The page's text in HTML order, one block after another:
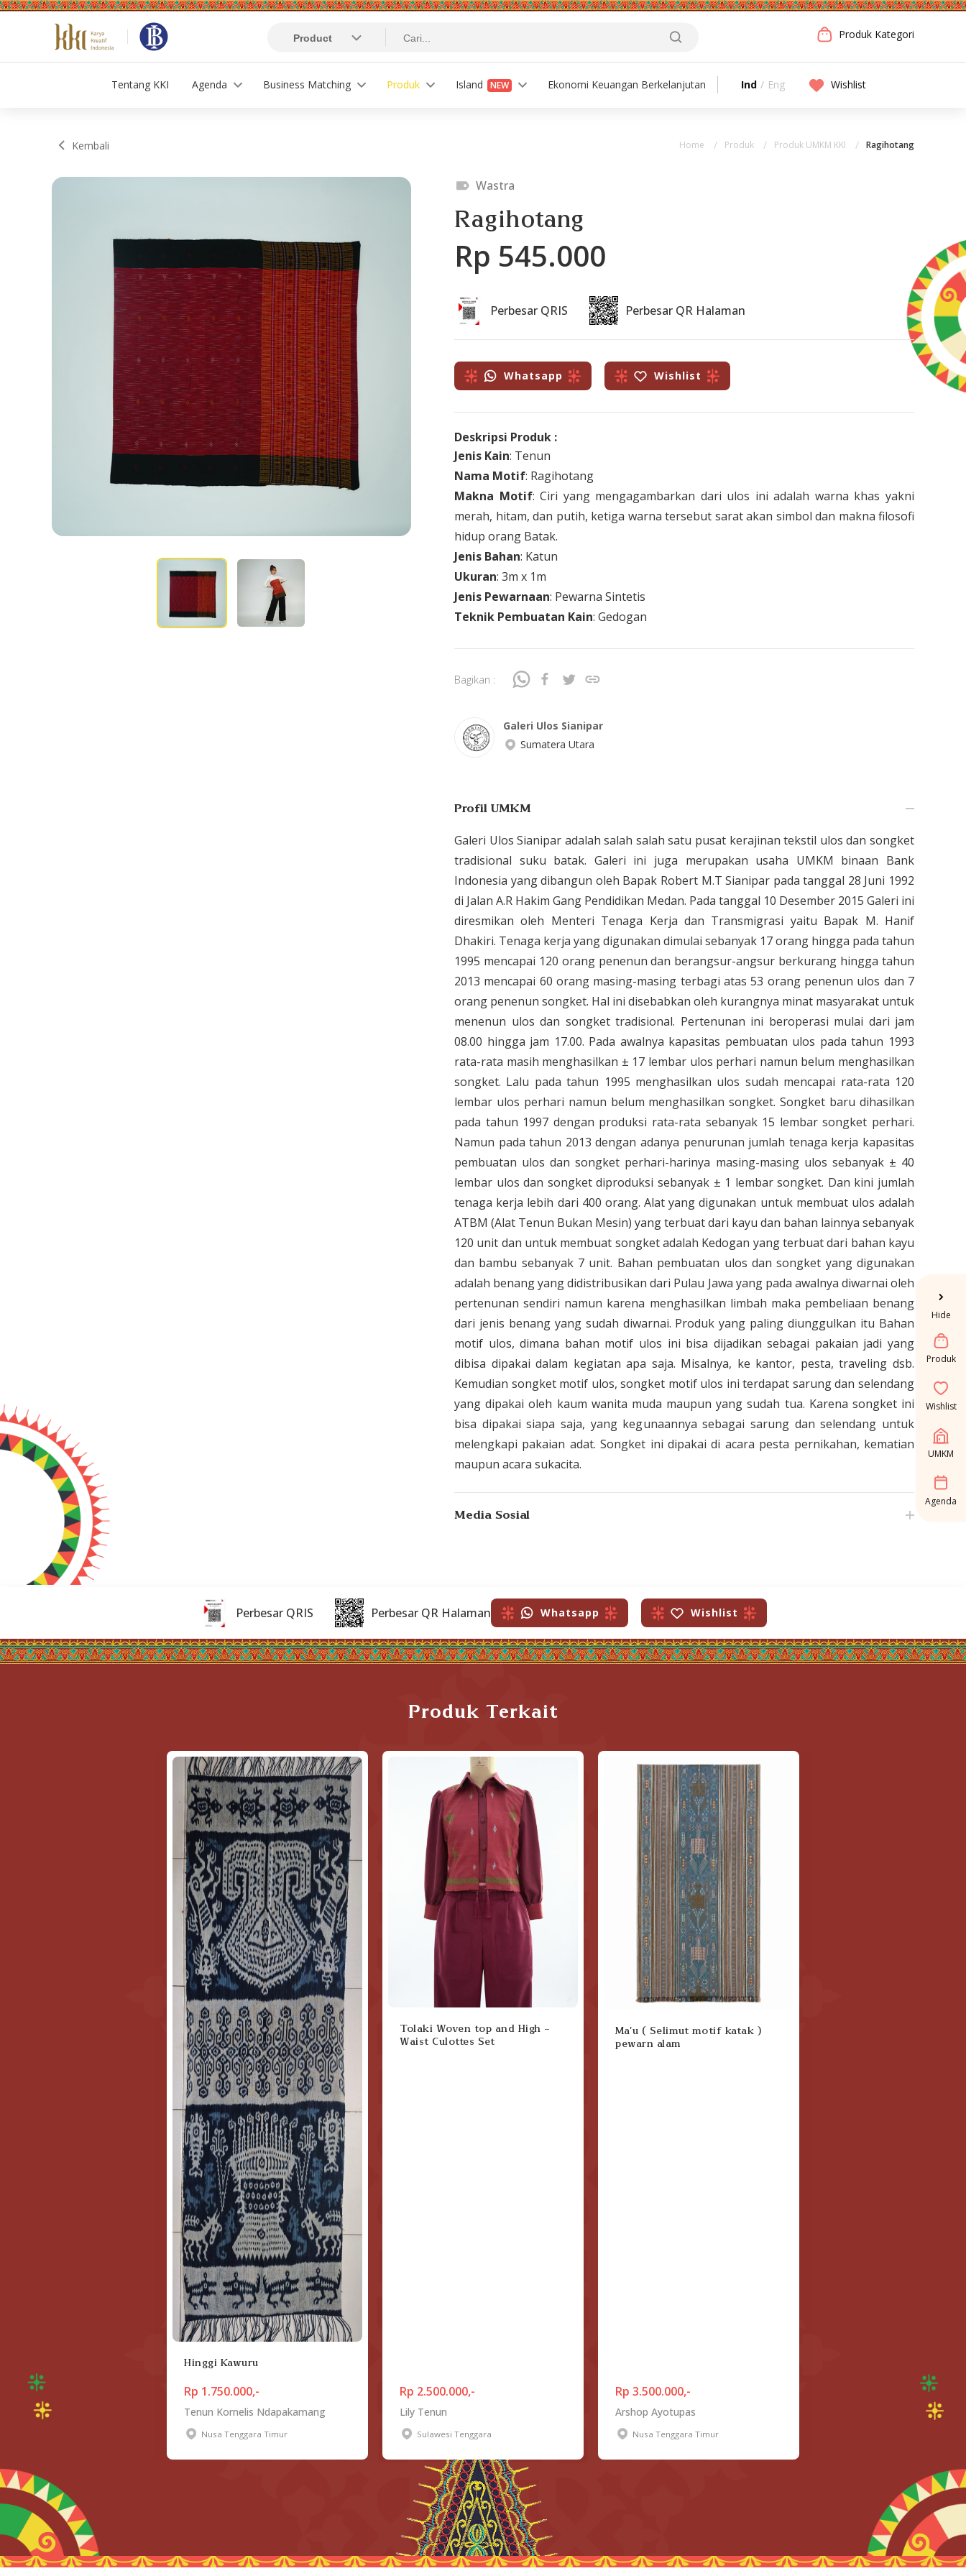
Produk Kategori
Tentang KKI Agenda Business Matching Produk Island NEW Ekonomi Keuangan Berkelanjutan Ind / Eng Wishlist
Hide
Produk
Wishlist
UMKM
Agenda
Kembali Home Produk Produk UMKM KKI Ragihotang
Wastra
Ragihotang
Rp 545.000
Perbesar QRIS Perbesar QR Halaman
Whatsapp Wishlist
Deskripsi Produk :
Jenis Kain: Tenun
Nama Motif: Ragihotang
Makna Motif: Ciri yang mengagambarkan dari ulos ini adalah warna khas yakni
merah, hitam, dan putih, ketiga warna tersebut sarat akan simbol dan makna filosofi
hidup orang Batak.
Jenis Bahan: Katun
Ukuran: 3m x 1m
Jenis Pewarnaan: Pewarna Sintetis
Teknik Pembuatan Kain: Gedogan
Bagikan :
Galeri Ulos Sianipar
Sumatera Utara
Profil UMKM
Galeri Ulos Sianipar adalah salah salah satu pusat kerajinan tekstil ulos dan songket
tradisional suku batak. Galeri ini juga merupakan usaha UMKM binaan Bank
Indonesia yang dibangun oleh Bapak Robert M.T Sianipar pada tanggal 28 Juni 1992
di Jalan A.R Hakim Gang Pendidikan Medan. Pada tanggal 10 Desember 2015 Galeri ini
diresmikan oleh Menteri Tenaga Kerja dan Transmigrasi yaitu Bapak M. Hanif
Dhakiri. Tenaga kerja yang digunakan dimulai sebanyak 17 orang hingga pada tahun
1995 mencapai 120 orang penenun dan berangsur-angsur berkurang hingga tahun
2013 mencapai 60 orang masing-masing terbagi atas 53 orang penenun ulos dan 7
orang penenun songket. Hal ini disebabkan oleh kurangnya minat masyarakat untuk
menenun ulos dan songket tradisional. Pertenunan ini beroperasi mulai dari jam
08.00 hingga jam 17.00. Pada awalnya kapasitas pembuatan ulos pada tahun 1993
rata-rata masih menghasilkan ± 17 lembar ulos perhari namun belum menghasilkan
songket. Lalu pada tahun 1995 menghasilkan ulos sudah mencapai rata-rata 120
lembar ulos perhari namun belum menghasilkan songket. Songket baru dihasilkan
pada tahun 1997 dengan produksi rata-rata sebanyak 15 lembar songket perhari.
Namun pada tahun 2013 dengan adanya penurunan jumlah tenaga kerja kapasitas
pembuatan ulos dan songket perhari-harinya masing-masing ulos sebanyak ± 40
lembar ulos dan songket diproduksi sebanyak ± 1 lembar songket. Dan kini jumlah
tenaga kerja lebih dari 400 orang. Alat yang digunakan untuk membuat ulos adalah
ATBM (Alat Tenun Bukan Mesin) yang terbuat dari kayu dan bahan lainnya sebanyak
120 unit dan untuk membuat songket adalah Kedogan yang terbuat dari bahan kayu
dan bambu sebanyak 7 unit. Bahan pembuatan ulos dan songket yang digunakan
adalah benang yang didistribusikan dari Pulau Jawa yang pada awalnya diwarnai oleh
pertenunan sendiri namun karena menghasilkan limbah maka pembeliaan benang
dari jenis benang yang sudah diwarnai. Produk yang paling diunggulkan itu Bahan
motif ulos, dimana bahan motif ulos ini bisa dijadikan sebagai pakaian jadi yang
dibisa dipakai dalam kegiatan apa saja. Misalnya, ke kantor, pesta, traveling dsb.
Kemudian songket motif ulos, songket motif ulos ini terdapat sarung dan selendang
yang dipakai oleh kaum wanita muda maupun yang sudah tua. Karena songket ini
bisa dipakai siapa saja, yang kegunaannya sebagai sarung dan selendang untuk
melengkapi pakaian adat. Songket ini dipakai di acara pesta pernikahan, kematian
maupun acara sukacita.
Media Sosial
Perbesar QRIS Perbesar QR Halaman Whatsapp Wishlist
Produk Terkait
Hinggi Kawuru
Rp 1.750.000,-
Tenun Kornelis Ndapakamang
Nusa Tenggara Timur
Tolaki Woven top and High -
Waist Culottes Set
Rp 2.500.000,-
Lily Tenun
Sulawesi Tenggara
Ma'u ( Selimut motif katak )
pewarn alam
Rp 3.500.000,-
Arshop Ayotupas
Nusa Tenggara Timur